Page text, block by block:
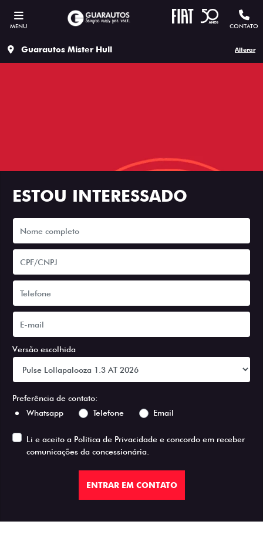
MENU CONTATO
Guarautos Mister Hull Alterar
ESTOU INTERESSADO
Versão escolhida
Preferência de contato:
Whatsapp
Telefone Email
Li e aceito a Política de Privacidade e concordo em receber
comunicações da concessionária.
ENTRAR EM CONTATO